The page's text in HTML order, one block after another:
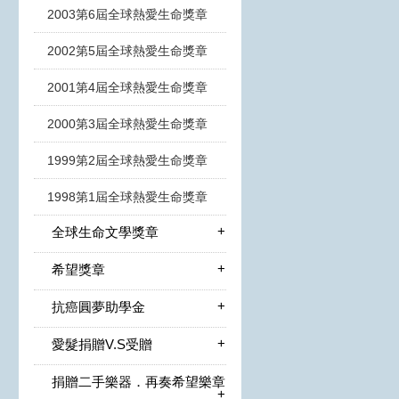
2003第6屆全球熱愛生命獎章
2002第5屆全球熱愛生命獎章
2001第4屆全球熱愛生命獎章
2000第3屆全球熱愛生命獎章
1999第2屆全球熱愛生命獎章
1998第1屆全球熱愛生命獎章
全球生命文學獎章 +
希望獎章 +
抗癌圓夢助學金 +
愛髮捐贈V.S受贈 +
捐贈二手樂器．再奏希望樂章
+